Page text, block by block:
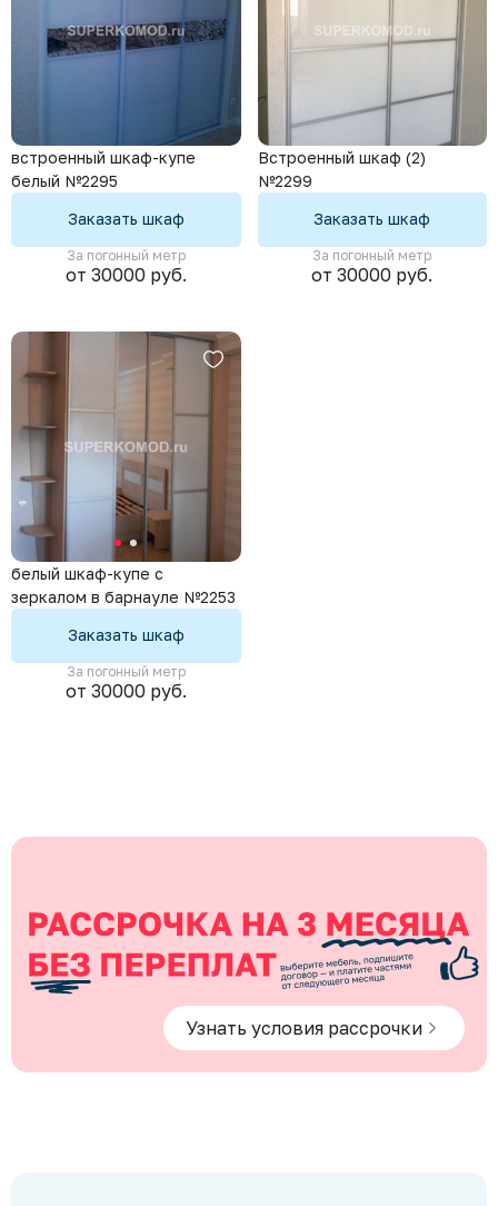
встроенный шкаф-купе
белый №2295
Заказать шкаф
За погонный метр
от 30000 руб.
Встроенный шкаф (2)
№2299
Заказать шкаф
За погонный метр
от 30000 руб.
белый шкаф-купе с
зеркалом в барнауле №2253
Заказать шкаф
За погонный метр
от 30000 руб.
Узнать условия рассрочки